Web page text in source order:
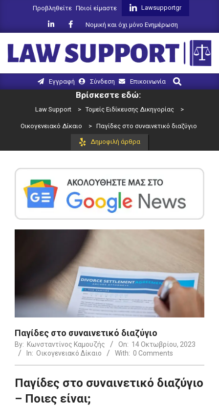
Προβληθείτε Ποιοί είμαστε Lawsupportgr
Νομική και όχι μόνο Ενημέρωση
LAW
SUPPORT
Navigation
Εγγραφή Σύνδεση Επικοινωνία
Search
Βρίσκεστε εδώ:
Law Support > Τομείς Ειδίκευσης Δικηγορίας >
Οικογενειακό Δίκαιο > Παγίδες στο συναινετικό διαζύγιο
Δημοφιλή άρθρα
Παγίδες στο συναινετικό διαζύγιο
By: Κωνσταντίνος Καμουζής On: 14 Οκτωβρίου, 2023
In: Οικογενειακό Δίκαιο With: 0 Comments
Παγίδες στο συναινετικό διαζύγιο
– Ποιες είναι;